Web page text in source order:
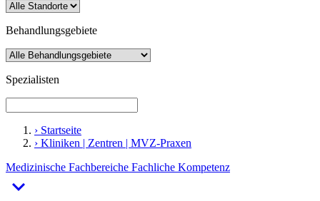
Behandlungsgebiete
Spezialisten
› Startseite
› Kliniken | Zentren | MVZ-Praxen
Medizinische Fachbereiche Fachliche Kompetenz
keyboard_arrow_right